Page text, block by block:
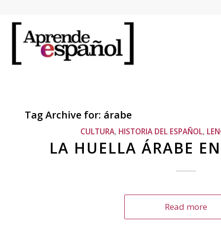
Tag Archive for: árabe
CULTURA, HISTORIA DEL ESPAÑOL,
LA HUELLA ÁRABE
Read more